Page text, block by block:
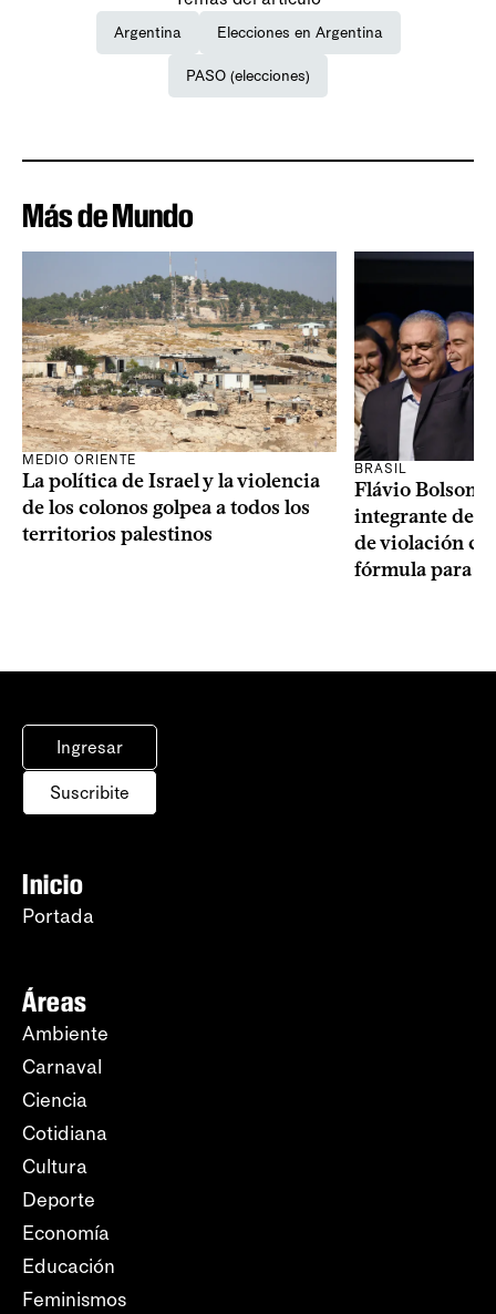
Argentina Elecciones en Argentina
PASO (elecciones)
Más de Mundo
MEDIO ORIENTE
La política de Israel y la violencia
de los colonos golpea a todos los
territorios palestinos
BRASIL
Flávio
integrante de
de violación
fórmula para
Ingresar
Suscribite
Inicio
Portada
Áreas
Ambiente
Carnaval
Ciencia
Cotidiana
Cultura
Deporte
Economía
Educación
Feminismos